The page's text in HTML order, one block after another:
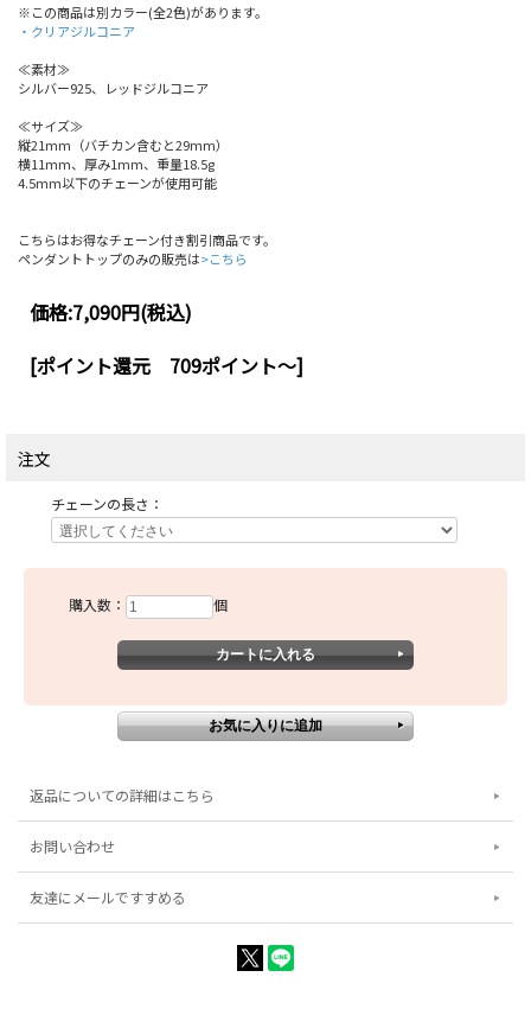
※この商品は別カラー(全2色)があります。
・クリアジルコニア
≪素材≫
シルバー925、レッドジルコニア
≪サイズ≫
縦21mm（バチカン含むと29mm）
横11mm、厚み1mm、重量18.5g
4.5mm以下のチェーンが使用可能
こちらはお得なチェーン付き割引商品です。
ペンダントトップのみの販売は>こちら
価格:7,090円(税込)
[ポイント還元 709ポイント～]
注文
チェーンの長さ：
購入数： 個
返品についての詳細はこちら
お問い合わせ
友達にメールですすめる